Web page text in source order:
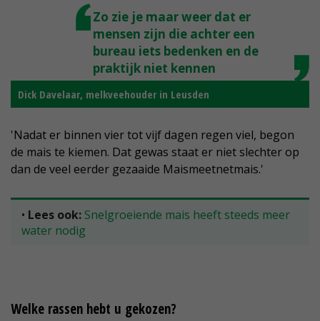
Zo zie je maar weer dat er
mensen zijn die achter een
bureau iets bedenken en de
praktijk niet kennen
Dick Davelaar, melkveehouder in Leusden
'Nadat er binnen vier tot vijf dagen regen viel, begon
de mais te kiemen. Dat gewas staat er niet slechter op
dan de veel eerder gezaaide Maismeetnetmais.'
• Lees ook: Snelgroeiende mais heeft steeds meer
water nodig
Welke rassen hebt u gekozen?